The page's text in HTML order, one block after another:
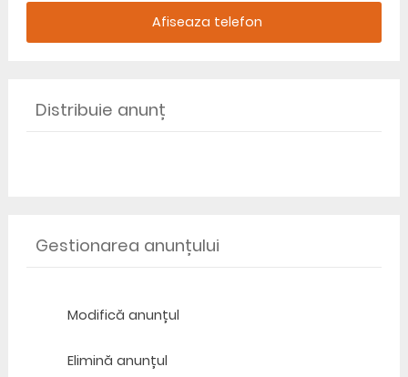
Afiseaza telefon
Distribuie anunț
Gestionarea anunțului
Modifică anunțul
Elimină anunțul